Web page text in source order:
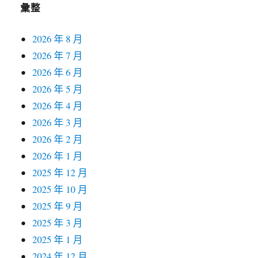
彙整
2026 年 8 月
2026 年 7 月
2026 年 6 月
2026 年 5 月
2026 年 4 月
2026 年 3 月
2026 年 2 月
2026 年 1 月
2025 年 12 月
2025 年 10 月
2025 年 9 月
2025 年 3 月
2025 年 1 月